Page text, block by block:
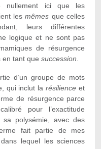
nullement ici que les
lesmêmes que celles
leurs différentes
logique et ne sont pas
de résurgence
en tant que succession
d’un groupe de mots
qui inclut larésilience et
de résurgence parce
pour l’exactitude
sa polysémie, avec des
fait partie de mes
lequel les sciences